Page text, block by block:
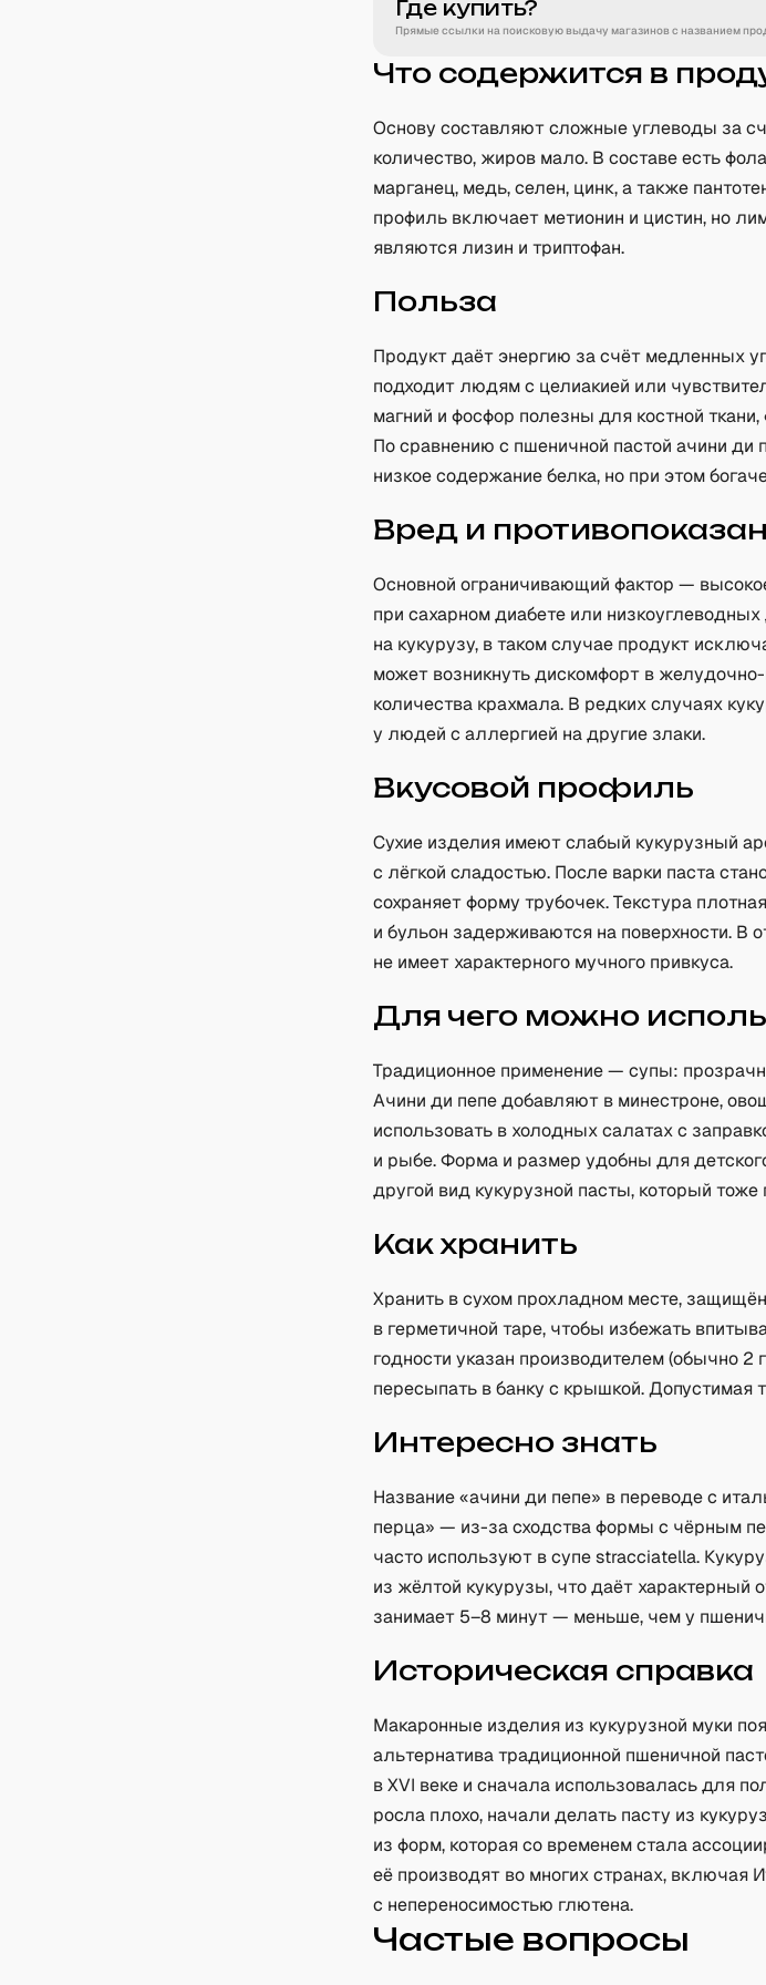
Где купить?
Прямые ссылки на поисковую выдачу магазинов с названием
Что содержится в
Основу составляют сложные углеводы за
количество, жиров мало. В составе есть
марганец, медь, селен, цинк, а также
профиль включает метионин и цистин, но
являются лизин и триптофан.
Польза
Продукт даёт энергию за счёт медленных
подходит людям с целиакией или
магний и фосфор полезны для костной
По сравнению с пшеничной пастой ачини ди
низкое содержание белка, но при этом
Вред и
Основной ограничивающий фактор —
при сахарном диабете или
на кукурузу, в таком случае продукт
может возникнуть дискомфорт в
количества крахмала. В редких случаях
у людей с аллергией на другие злаки.
Вкусовой профиль
Сухие изделия имеют слабый кукурузный
с лёгкой сладостью. После варки паста
сохраняет форму трубочек. Текстура
и бульон задерживаются на поверхности. В
не имеет характерного мучного привкуса.
Для чего можно
Традиционное применение — супы:
Ачини ди пепе добавляют в минестроне,
использовать в холодных салатах с
и рыбе. Форма и размер удобны для
другой вид кукурузной пасты, который
Как хранить
Хранить в сухом прохладном месте,
в герметичной таре, чтобы избежать
годности указан производителем (обычно
пересыпать в банку с крышкой. Допустимая
Интересно знать
Название «ачини ди пепе» в переводе с
перца» — из-за сходства формы с чёрным
часто используют в супе stracciatella.
из жёлтой кукурузы, что даёт характерный
занимает 5–8 минут — меньше, чем у
Историческая справка
Макаронные изделия из кукурузной муки
альтернатива традиционной пшеничной
в XVI веке и сначала использовалась для
росла плохо, начали делать пасту из
из форм, которая со временем стала
её производят во многих странах,
с непереносимостью глютена.
Частые вопросы